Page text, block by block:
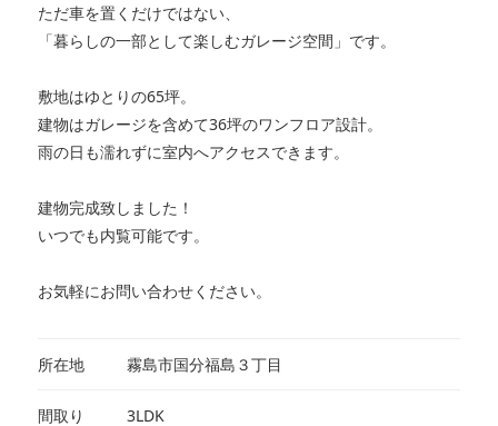
ただ車を置くだけではない、
「暮らしの一部として楽しむガレージ空間」です。
敷地はゆとりの65坪。
建物はガレージを含めて36坪のワンフロア設計。
雨の日も濡れずに室内へアクセスできます。
建物完成致しました！
いつでも内覧可能です。
お気軽にお問い合わせください。
所在地 霧島市国分福島３丁目
間取り 3LDK